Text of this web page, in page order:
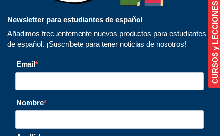
CURSOS y LECCIONES
Newsletter para estudiantes de español
Añadimos frecuentemente nuevos productos para estudiantes
de español. ¡Suscríbete para tener noticias de nosotros!
Email
Nombre